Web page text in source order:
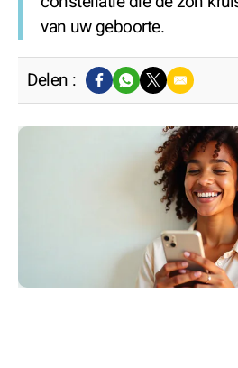
van uw geboorte.
Delen :